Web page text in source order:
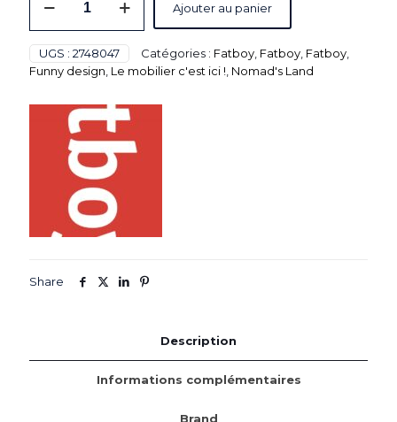
design
-
Couleur
L.3300
Ajouter au panier
UGS : 2748047 Catégories : Fatboy, Fatboy, Fatboy,
Funny design, Le mobilier c'est ici !, Nomad's Land
Share
Description
Informations complémentaires
Brand